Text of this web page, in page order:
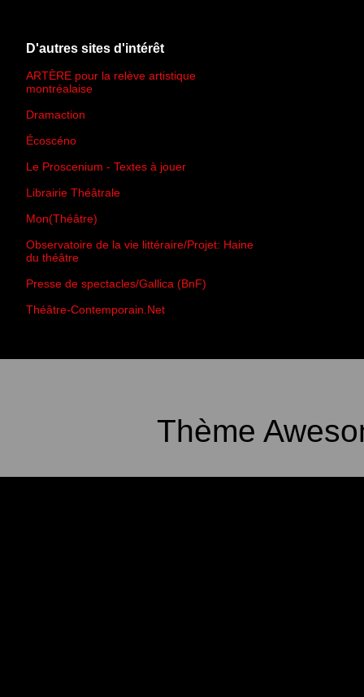
D'autres sites d'intérêt
ARTÈRE pour la relève artistique
montréalaise
Dramaction
Écoscéno
Le Proscenium - Textes à jouer
Librairie Théâtrale
Mon(Théâtre)
Observatoire de la vie littéraire/Projet: Haine
du théâtre
Presse de spectacles/Gallica (BnF)
Théâtre-Contemporain.Net
Thème